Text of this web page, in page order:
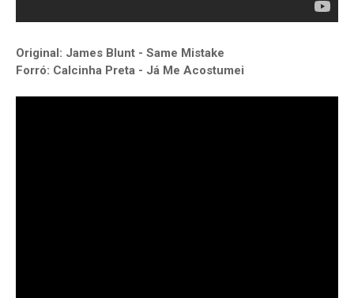
Original: James Blunt - Same Mistake
Forró: Calcinha Preta - Já Me Acostumei